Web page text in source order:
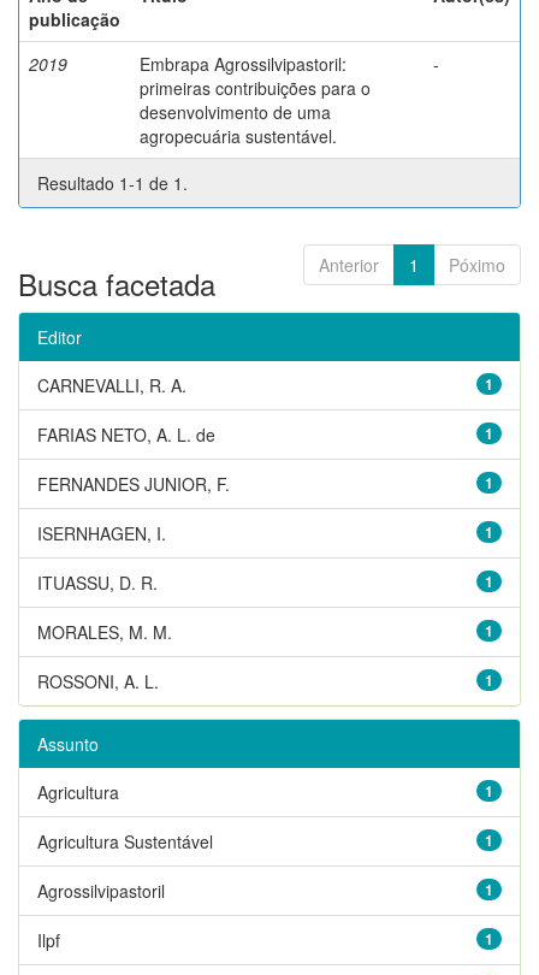
publicação
2019
Embrapa Agrossilvipastoril:
primeiras contribuições para o
desenvolvimento de uma
agropecuária sustentável.
-
Resultado 1-1 de 1.
Anterior 1 Póximo
Busca facetada
Editor
1
CARNEVALLI, R. A.
1
FARIAS NETO, A. L. de
1
FERNANDES JUNIOR, F.
1
ISERNHAGEN, I.
1
ITUASSU, D. R.
1
MORALES, M. M.
1
ROSSONI, A. L.
Assunto
1
Agricultura
1
Agricultura Sustentável
1
Agrossilvipastoril
1
Ilpf